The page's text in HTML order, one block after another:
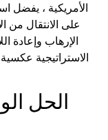
الأمريكية ، يفضل
على الانتقال من
الاستراتيجية
الحل